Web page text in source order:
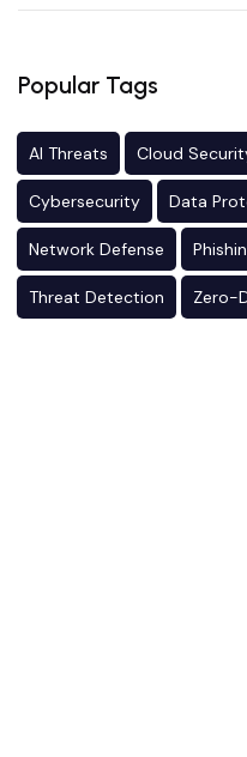
Popular Tags
AI Threats Cloud
Cybersecurity Data
Network Defense
Threat Detection Zero-